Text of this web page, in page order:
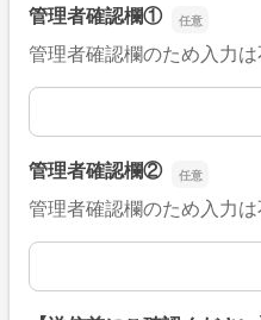
管理者確認欄①
管理者確認欄のため入力は
管理者確認欄①
管理者確認欄②
管理者確認欄のため入力は
管理者確認欄②